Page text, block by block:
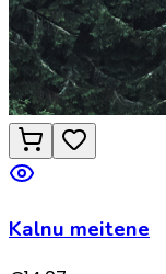
Kalnu meitene